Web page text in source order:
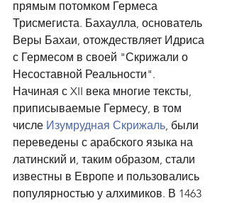
прямым потомком Гермеса
Трисмегиста. Бахаулла, основатель
Веры Бахаи, отождествляет Идриса
с Гермесом в своей "Скрижали о
Несоставной Реальности".
Начиная с XII века многие тексты,
приписываемые Гермесу, в том
числе Изумрудная Скрижаль, были
переведены с арабского языка на
латинский и, таким образом, стали
известны в Европе и пользовались
популярностью у алхимиков. В 1463